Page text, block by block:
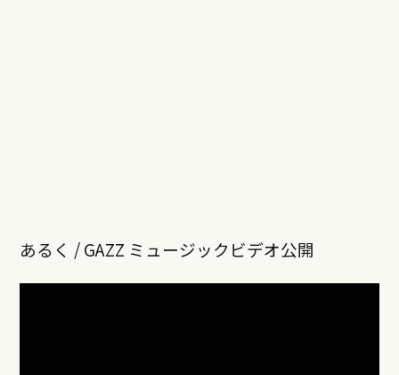
あるく / GAZZ ミュージックビデオ公開